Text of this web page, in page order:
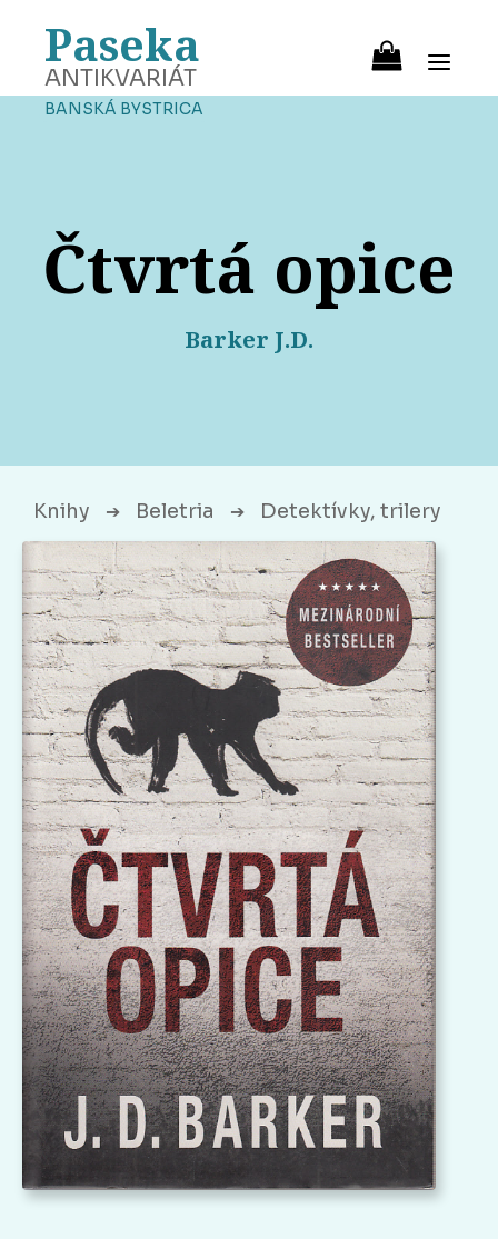
Paseka
ANTIKVARIÁT
BANSKÁ BYSTRICA
Čtvrtá opice
Barker J.D.
Knihy ➔ Beletria ➔ Detektívky, trilery